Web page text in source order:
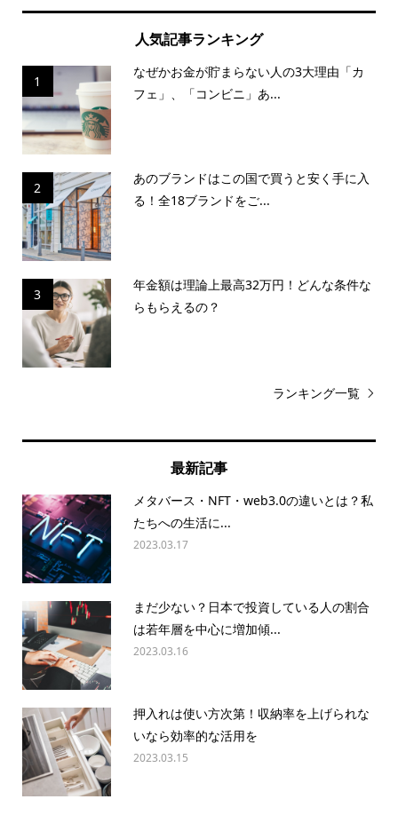
人気記事ランキング
1
なぜかお金が貯まらない人の3大理由「カ
フェ」、「コンビニ」あ...
2
あのブランドはこの国で買うと安く手に入
る！全18ブランドをご...
3
年金額は理論上最高32万円！どんな条件な
らもらえるの？
ランキング一覧
最新記事
メタバース・NFT・web3.0の違いとは？私
たちへの生活に...
2023.03.17
まだ少ない？日本で投資している人の割合
は若年層を中心に増加傾...
2023.03.16
押入れは使い方次第！収納率を上げられな
いなら効率的な活用を
2023.03.15